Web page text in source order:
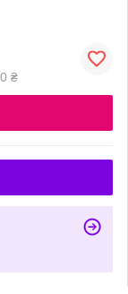
₴